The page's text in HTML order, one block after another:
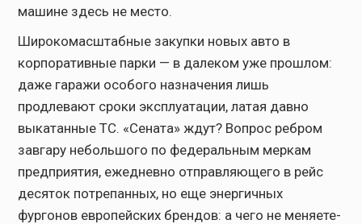
машине здесь не место.
Широкомасштабные закупки новых авто в
корпоративные парки — в далеком уже прошлом:
даже гаражи особого назначения лишь
продлевают сроки эксплуатации, латая давно
выкатанные ТС. «Сената» ждут? Вопрос ребром
завгару небольшого по федеральным меркам
предприятия, ежедневно отправляющего в рейс
десяток потрепанных, но еще энергичных
фургонов европейских брендов: а чего не меняете-